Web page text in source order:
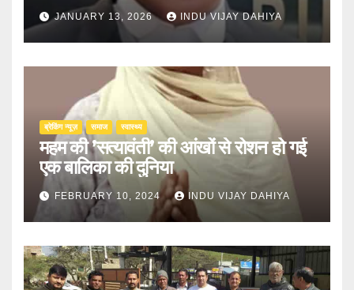
JANUARY 13, 2026 INDU VIJAY DAHIYA
ब्रेकिंग न्यूज़ समाज स्वास्थ्य
महम की ’सत्यावंती’ की आंखों से रोशन हो गई
एक बालिका की दुनिया
FEBRUARY 10, 2024 INDU VIJAY DAHIYA